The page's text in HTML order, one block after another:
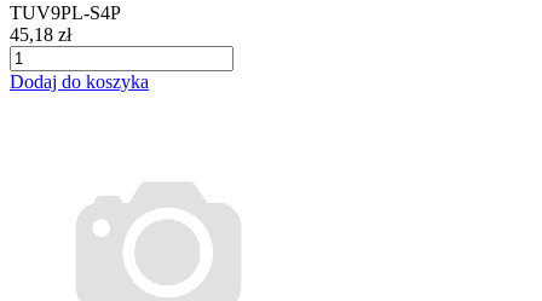
TUV9PL-S4P
45,18 zł
Dodaj do koszyka